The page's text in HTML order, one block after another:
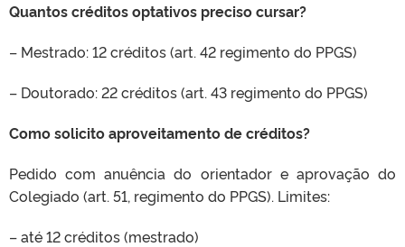
Quantos créditos optativos preciso cursar?
– Mestrado: 12 créditos (art. 42 regimento do PPGS)
– Doutorado: 22 créditos (art. 43 regimento do PPGS)
Como solicito aproveitamento de créditos?
Pedido com anuência do orientador e aprovação do
Colegiado (art. 51, regimento do PPGS). Limites:
– até 12 créditos (mestrado)